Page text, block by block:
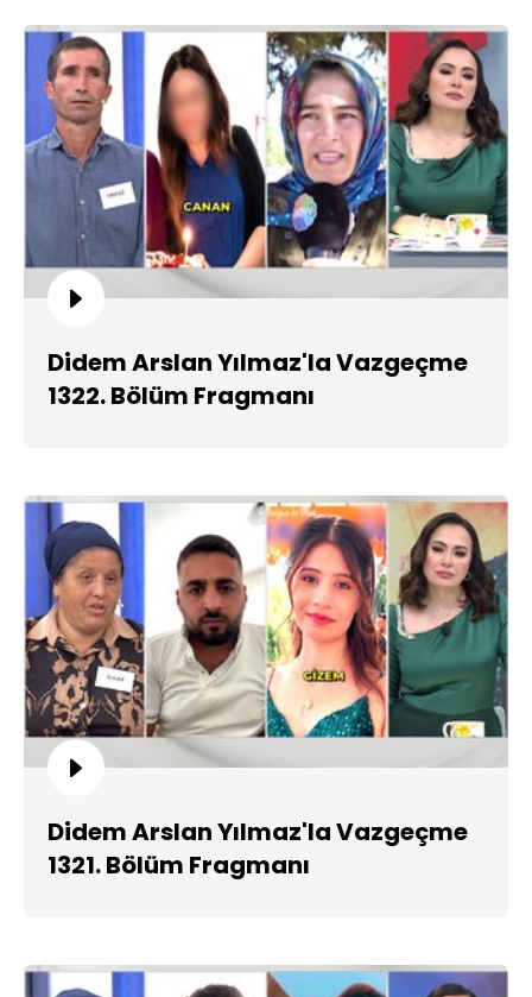
Didem Arslan Yılmaz'la Vazgeçme
1322. Bölüm Fragmanı
Didem Arslan Yılmaz'la Vazgeçme
1321. Bölüm Fragmanı